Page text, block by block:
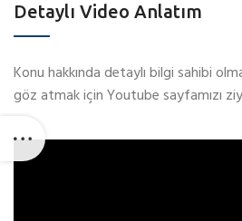
Detaylı Video Anlatım
Konu hakkında detaylı bilgi sahibi
göz atmak için Youtube sayfamızı